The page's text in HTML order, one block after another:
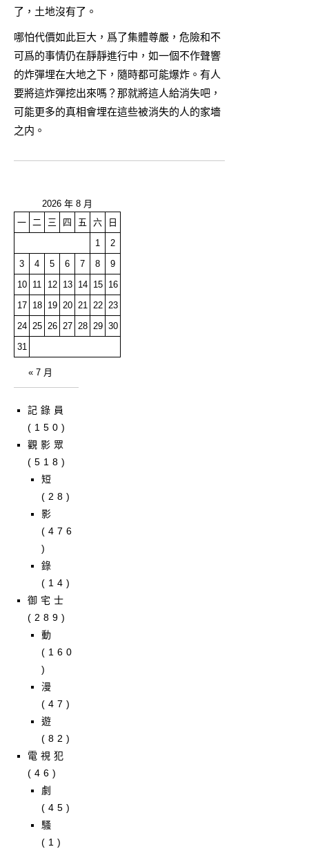
了，土地沒有了。
哪怕代價如此巨大，爲了集體尊嚴，危險和不
可爲的事情仍在靜靜進行中，如一個不作聲響
的炸彈埋在大地之下，隨時都可能爆炸。有人
要將這炸彈挖出來嗎？那就將這人給消失吧，
可能更多的真相會埋在這些被消失的人的家墻
之内。
2026 年 8 月
一 二 三 四 五 六
日
1
2
3
4 5 6 7 8
9
10
11 12 13 14 15
16
17
18 19 20 21 22 23
24 25 26 27 28 29 30
31
« 7 月
記錄員
(150)
觀影眾
(518)
短
(28)
影
(476
)
錄
(14)
御宅士
(289)
動
(160
)
漫
(47)
遊
(82)
電視犯
(46)
劇
(45)
騷
(1)